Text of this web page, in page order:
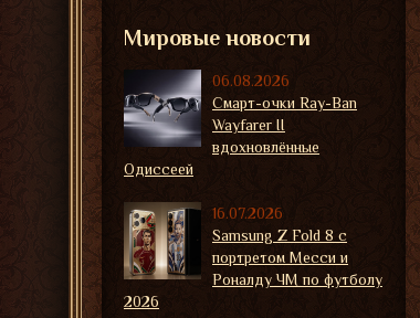
Мировые новости
06.08.2026
Смарт-очки Ray-Ban
Wayfarer II
вдохновлённые
Одиссеей
16.07.2026
Samsung Z Fold 8 с
портретом Месси и
Роналду ЧМ по футболу
2026